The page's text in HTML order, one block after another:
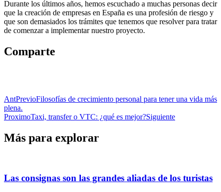
Durante los últimos años, hemos escuchado a muchas personas decir
que la creación de empresas en España es una profesión de riesgo y
que son demasiados los trámites que tenemos que resolver para tratar
de comenzar a implementar nuestro proyecto.
Comparte
AntPrevioFilosofías de crecimiento personal para tener una vida más
plena.
ProximoTaxi, transfer o VTC: ¿qué es mejor?Siguiente
Más para explorar
Las consignas son las grandes aliadas de los turistas